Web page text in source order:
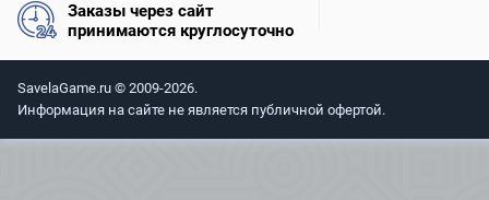
Заказы через сайт
принимаются круглосуточно
SavelaGame.ru © 2009-2026.
Информация на сайте не является публичной офертой.